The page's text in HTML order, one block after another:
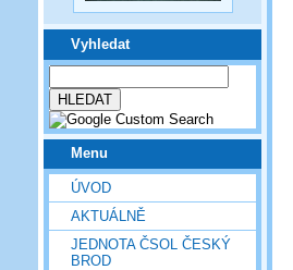
Vyhledat
Menu
ÚVOD
AKTUÁLNĚ
JEDNOTA ČSOL ČESKÝ
BROD